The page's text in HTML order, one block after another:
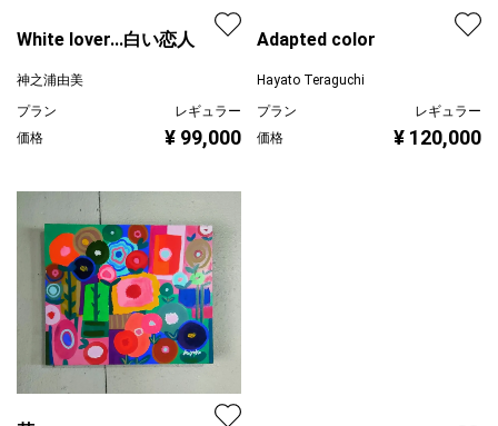
White lover...白い恋人
神之浦由美
プラン
レギュラー
価格
¥ 99,000
Adapted color
Hayato Teraguchi
プラン
レギュラー
価格
¥ 120,000